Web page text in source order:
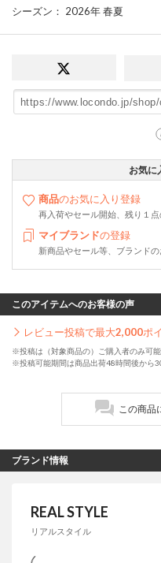
シーズン ： 2026年 春夏
お気に
商品のお気に入り登録
再入荷やセール開始、残り１
マイブランドの登録
新商品やセール等、ブランド
このアイテムへのお客様の声
レビュー投稿で最大2,000ポ
※投稿は（対象商品の）ご購入者のみ可能
※投稿可能期間は商品出荷48時間後から
この商品
ブランド情報
REAL STYLE
リアルスタイル